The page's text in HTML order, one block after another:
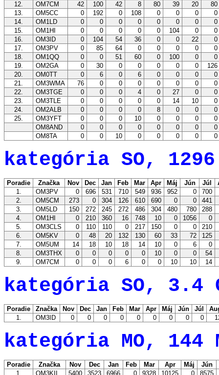
12.
OM7CM 42 100 42 8 80 39 20
80
13.
OM5CC 0 192 0 108 0 0 0
0
14.
OM1LD 0 0 0 0 0 0 0
0
15.
OM1HI 0 0 0 0 0 104 0
0
16.
OM3ID 0 104 54 36 0 0 22
0
17.
OM3PV 0 85 64 0 0 0 0
0
18.
OM1QQ 0 0 51 60 0 100 0
0
19.
OM2GA 0 30 0 0 0 0 0
126
20.
OM0TT 0 6 0 6 0 0 0
0
21.
OM3WMA 76 0 0 0 0 0 0
0
22.
OM3TGE 0 0 0 4 0 27 0
0
23.
OM3TLE 0 0 0 0 0 14 10
0
24.
OM2ALB 0 0 0 0 8 0 0
0
25.
OM3YFT 0 0 0 10 0 0 0
0
OM8AND
0 0 0 0 0 0 0
0
OM8TA
0 0 10 0 0 0 0 0
kategória SO, 1296
Poradie Značka Nov Dec Jan Feb Mar Apr Máj Jún Júl
1.
OM3PV 0 696 531 710 549 936 952 0 700
2.
OM5CM 273 0 304 126 610 690 0 0 441
3.
OM5LD 150 272 245 272 486 304 480 780 288
4.
OM1HI 0 210 360 16 748 10 0 1056
0
5.
OM3CLS 0 110 110 0 217 150 0 0
210
6.
OM5KV 0 48 20 132 130 60 33 72
125
7.
OM5UM 14 18 10 18 14 10 0 6
0
8.
OM3THX 0 0 0 0 0 10 0 0
54
9.
OM7CM 0 0 0 6 0 0 10 10 14
kategória SO, 3.4
Poradie Značka Nov Dec Jan Feb Mar Apr Máj Jún Júl
1.
OM3ID 0 0 0 0 0 0 0 0 0
kategória MO, 144
Poradie Značka Nov Dec Jan Feb Mar Apr Máj Jún
1.
OM3KII 5400 3523 6966 0 9328 10125 0 8575